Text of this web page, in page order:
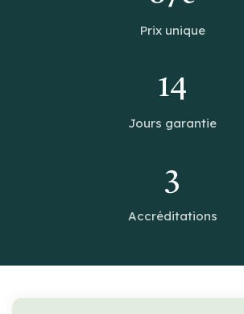
Prix unique
14
Jours garantie
3
Accréditations